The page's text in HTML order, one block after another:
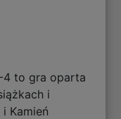
4 to gra oparta
i
Kamień